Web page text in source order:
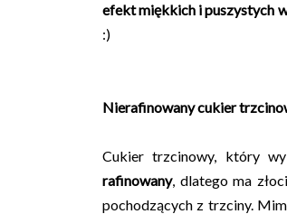
efekt miękkich i puszystych
:)
Nierafinowany cukier
Cukier trzcinowy, który
rafinowany, dlatego ma
pochodzących z trzciny.